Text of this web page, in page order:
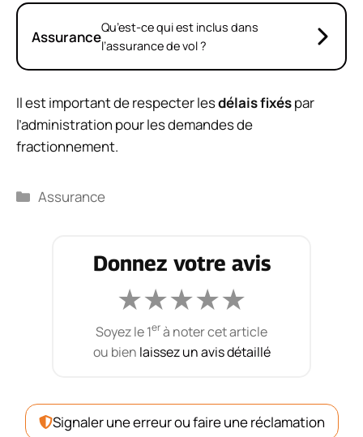
AssuranceQu’est-ce qui est inclus dans
l’assurance de vol ?
Il est important de respecter lesdélais fixéspar
l’administration pour les demandes de
fractionnement.
Catégories
Assurance
Donnez votre avis
★★★★★
Soyez le 1erà noter cet article
ou bien laissez un avis détaillé
Signaler une erreur ou faire une réclamation